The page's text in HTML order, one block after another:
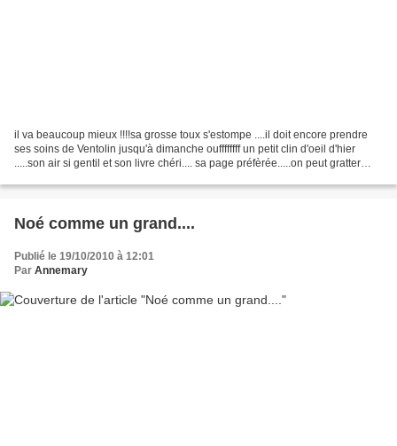
il va beaucoup mieux !!!!sa grosse toux s'estompe ....il doit encore prendre
ses soins de Ventolin jusqu'à dimanche ouffffffff un petit clin d'oeil d'hier
.....son air si gentil et son livre chéri.... sa page préfèrée.....on peut gratter
Noé comme un grand....
Publié le 19/10/2010 à 12:01
Par Annemary